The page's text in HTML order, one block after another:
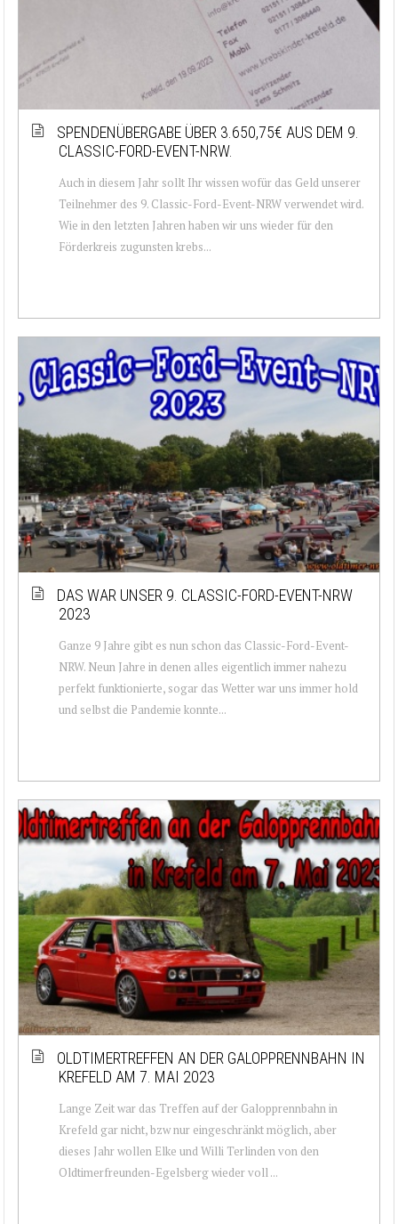
SPENDENÜBERGABE ÜBER 3.650,75€ AUS DEM 9.
CLASSIC-FORD-EVENT-NRW.
Auch in diesem Jahr sollt Ihr wissen wofür das Geld unserer
Teilnehmer des 9. Classic-Ford-Event-NRW verwendet wird.
Wie in den letzten Jahren haben wir uns wieder für den
Förderkreis zugunsten krebs...
DAS WAR UNSER 9. CLASSIC-FORD-EVENT-NRW
2023
Ganze 9 Jahre gibt es nun schon das Classic-Ford-Event-
NRW. Neun Jahre in denen alles eigentlich immer nahezu
perfekt funktionierte, sogar das Wetter war uns immer hold
und selbst die Pandemie konnte...
OLDTIMERTREFFEN AN DER GALOPPRENNBAHN IN
KREFELD AM 7. MAI 2023
Lange Zeit war das Treffen auf der Galopprennbahn in
Krefeld gar nicht, bzw nur eingeschränkt möglich, aber
dieses Jahr wollen Elke und Willi Terlinden von den
Oldtimerfreunden-Egelsberg wieder voll ...